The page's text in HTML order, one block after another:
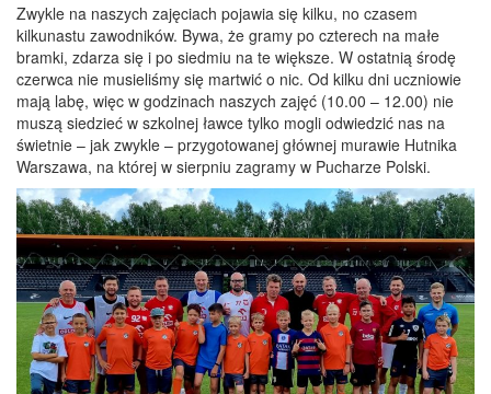
Zwykle na naszych zajęciach pojawia się kilku, no czasem
kilkunastu zawodników. Bywa, że gramy po czterech na małe
bramki, zdarza się i po siedmiu na te większe. W ostatnią środę
czerwca nie musieliśmy się martwić o nic. Od kilku dni uczniowie
mają labę, więc w godzinach naszych zajęć (10.00 – 12.00) nie
muszą siedzieć w szkolnej ławce tylko mogli odwiedzić nas na
świetnie – jak zwykle – przygotowanej głównej murawie Hutnika
Warszawa, na której w sierpniu zagramy w Pucharze Polski.